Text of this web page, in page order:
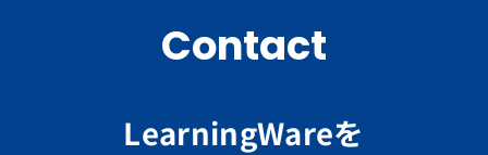
Contact
LearningWareを